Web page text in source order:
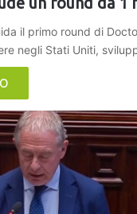
il primo round di
negli Stati Uniti,